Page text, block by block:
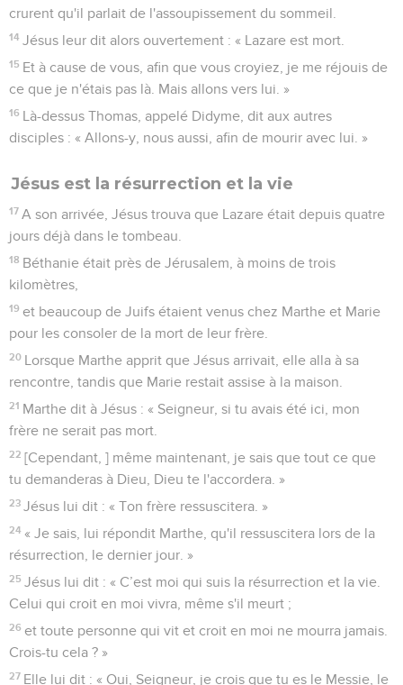
crurent qu'il parlait de l'assoupissement du sommeil.
14 Jésus leur dit alors ouvertement : « Lazare est mort.
15 Et à cause de vous, afin que vous croyiez, je me réjouis de
ce que je n'étais pas là. Mais allons vers lui. »
16 Là-dessus Thomas, appelé Didyme, dit aux autres
disciples : « Allons-y, nous aussi, afin de mourir avec lui. »
Jésus est la résurrection et la vie
17 A son arrivée, Jésus trouva que Lazare était depuis quatre
jours déjà dans le tombeau.
18 Béthanie était près de Jérusalem, à moins de trois
kilomètres,
19 et beaucoup de Juifs étaient venus chez Marthe et Marie
pour les consoler de la mort de leur frère.
20 Lorsque Marthe apprit que Jésus arrivait, elle alla à sa
rencontre, tandis que Marie restait assise à la maison.
21 Marthe dit à Jésus : « Seigneur, si tu avais été ici, mon
frère ne serait pas mort.
22 [Cependant, ] même maintenant, je sais que tout ce que
tu demanderas à Dieu, Dieu te l'accordera. »
23 Jésus lui dit : « Ton frère ressuscitera. »
24 « Je sais, lui répondit Marthe, qu'il ressuscitera lors de la
résurrection, le dernier jour. »
25 Jésus lui dit : « C’est moi qui suis la résurrection et la vie.
Celui qui croit en moi vivra, même s'il meurt ;
26 et toute personne qui vit et croit en moi ne mourra jamais.
Crois-tu cela ? »
27 Elle lui dit : « Oui, Seigneur, je crois que tu es le Messie, le